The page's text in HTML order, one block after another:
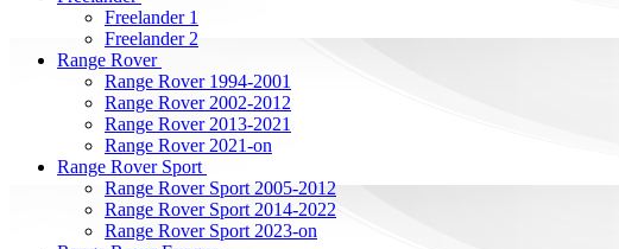
Freelander 1
Freelander 2
Range Rover
Range Rover 1994-2001
Range Rover 2002-2012
Range Rover 2013-2021
Range Rover 2021-on
Range Rover Sport
Range Rover Sport 2005-2012
Range Rover Sport 2014-2022
Range Rover Sport 2023-on